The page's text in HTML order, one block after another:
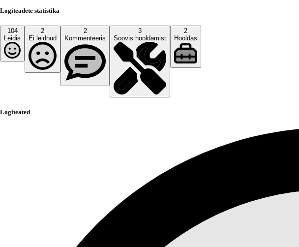
Logiteadete statistika
104
Leidis
2
Ei leidnud
2
Kommenteeris
3
Soovis hooldamist
2
Hooldas
Logiteated